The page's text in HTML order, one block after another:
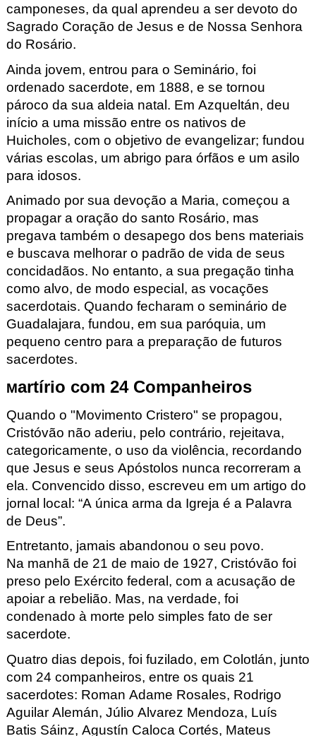
camponeses, da qual aprendeu a ser devoto do
Sagrado Coração de Jesus e de Nossa Senhora
do Rosário.
Ainda jovem, entrou para o Seminário, foi
ordenado sacerdote, em 1888, e se tornou
pároco da sua aldeia natal. Em Azqueltán, deu
início a uma missão entre os nativos de
Huicholes, com o objetivo de evangelizar; fundou
várias escolas, um abrigo para órfãos e um asilo
para idosos.
Animado por sua devoção a Maria, começou a
propagar a oração do santo Rosário, mas
pregava também o desapego dos bens materiais
e buscava melhorar o padrão de vida de seus
concidadãos. No entanto, a sua pregação tinha
como alvo, de modo especial, as vocações
sacerdotais. Quando fecharam o seminário de
Guadalajara, fundou, em sua paróquia, um
pequeno centro para a preparação de futuros
sacerdotes.
Martírio com 24 Companheiros
Quando o "Movimento Cristero" se propagou,
Cristóvão não aderiu, pelo contrário, rejeitava,
categoricamente, o uso da violência, recordando
que Jesus e seus Apóstolos nunca recorreram a
ela. Convencido disso, escreveu em um artigo do
jornal local: “A única arma da Igreja é a Palavra
de Deus”.
Entretanto, jamais abandonou o seu povo.
Na manhã de 21 de maio de 1927, Cristóvão foi
preso pelo Exército federal, com a acusação de
apoiar a rebelião. Mas, na verdade, foi
condenado à morte pelo simples fato de ser
sacerdote.
Quatro dias depois, foi fuzilado, em Colotlán, junto
com 24 companheiros, entre os quais 21
sacerdotes: Roman Adame Rosales, Rodrigo
Aguilar Alemán, Júlio Alvarez Mendoza, Luís
Batis Sáinz, Agustín Caloca Cortés, Mateus